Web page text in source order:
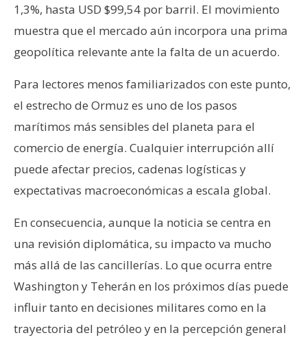
1,3%, hasta USD $99,54 por barril. El movimiento
muestra que el mercado aún incorpora una prima
geopolítica relevante ante la falta de un acuerdo.
Para lectores menos familiarizados con este punto,
el estrecho de Ormuz es uno de los pasos
marítimos más sensibles del planeta para el
comercio de energía. Cualquier interrupción allí
puede afectar precios, cadenas logísticas y
expectativas macroeconómicas a escala global.
En consecuencia, aunque la noticia se centra en
una revisión diplomática, su impacto va mucho
más allá de las cancillerías. Lo que ocurra entre
Washington y Teherán en los próximos días puede
influir tanto en decisiones militares como en la
trayectoria del petróleo y en la percepción general